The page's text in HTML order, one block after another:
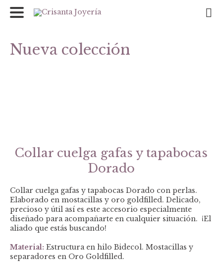
Nueva colección
Collar cuelga gafas y tapabocas
Dorado
Collar cuelga gafas y tapabocas Dorado con perlas.
Elaborado en mostacillas y oro goldfilled. Delicado,
precioso y útil así es este accesorio especialmente
diseñado para acompañarte en cualquier situación. ¡El
aliado que estás buscando!
Material: Estructura en hilo Bidecol. Mostacillas y
separadores en Oro Goldfilled.